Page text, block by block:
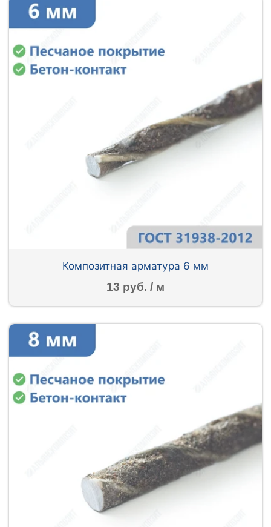
Композитная арматура 6 мм
13 руб. / м